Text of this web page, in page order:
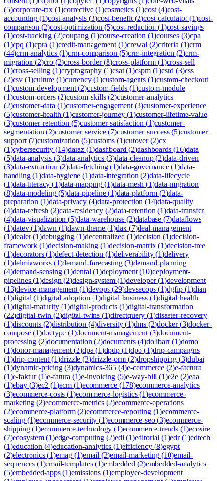
(5)corporate-tax (1)corrective (1)cosmetics (1)cost (4)cost-
accounting (1)cost-analysis (3)cost-benefit (2)cost-calculator(1)cost-
comparison (2)cost-optimization (5)cost-reduction (1)cost-savings
(1)cost-tracking (2)coupang (1)course-creation (1)courses (3)cpa
(1)cpq (1)cpra (1)credit-management (1)crewai (2)criteria (1)crm
(44)crm-analytics (1)crm-comparison (5)crm-integration (2)crm-
migration (2)cro (2)cross-border(8)cross-platform (1)cross-sell
(1)cross-selling (1)cryptography (1)csat (1)cspm (1)csrd (3)css
(2)csv (1)culture (1)currency (1)custom-agents (1)custom-checkout
(1)custom-development (2)custom-fields (1)custom-module
(1)custom-orders (2)custom-skills (2)customer-analytics
(2)customer-data (1)customer-engagement (3)customer-experience
(5)customer-health (1)customer-journey (1)customer-lifetime-value
(3)customer-retention (5)customer-satisfaction (1)customer-
segmentation (2)customer-service (7)customer-success (5)customer-
support (7)customization (5)customs (1)cutover(2)cx
(1)cybersecurity (14)daraz (1)dashboard (2)dashboards (16)data
(5)data-analysis (3)data-analytics (3)data-cleanup (2)data-driven
(3)data-extraction (2)data-fetching (1)data-governance (1)data-
handling (1)data-hygiene (1)data-integration (2)data-lifecycle
(1)data-literacy (1)data-mapping (1)data-mesh (1)data-migration
(8)data-modeling (5)data-pipeline (1)data-platform (2)data-
preparation (1)data-privacy (4)data-protection (14)data-quality
(4)data-refresh (2)data-residency (2)data-retention (1)data-transfer
(4)data-visualization (5)data-warehouse (2)database (7)dataflows
(1)datev (1)dawn (1)dawn-theme (1)dax (7)deal-management
(1)dealer(1)debugging (1)decentralized (1)decision (1)decision-
framework (1)decision-making (1)decision-matrix (1)decision-tree
(1)decorators (1)defect-detection (1)deliverability (1)delivery
(1)delmiaworks (1)demand-forecasting (3)demand-planning
(4)demand-sensing (1)dental (1)deployment (10)deployment-
pipelines (1)design (2)design-system (1)developer(1)development
(13)device-management (1)devops (29)devsecops (1)dgfip (1)dian
(1)digital (1)digital-adoption (1)digital-business (1)digital-health
(1)digital-maturity (1)digital-products (1)digital-transformation
(22)digital-twin (2)digital-twins (1)directquery (1)disaster-recovery
(1)discounts (2)distribution (4)diversity (1)dms (2)docker(3)docker-
compose (1)doctype (1)document-management (3)document-
processing (2)documentation (2)documents (4)dolibarr(1)domo
(1)donor-management (2)dpa (1)dpdp (1)dpo (1)drip-campaigns
(1)drip-content (1)drizzle (3)drizzle-orm (2)dropshipping (3)dubai
(1)dynamic-pricing (3)dynamics-365 (4)e-commerce (2)e-factura
(1)e-faktur(1)e-fatura (1)e-invoicing (5)e-way-bill (1)e2e (2)eaa
(1)ebay (3)ec2 (1)ecm (1)ecommerce (178)ecommerce-analytics
(3)ecommerce-costs (1)ecommerce-logistics (1)ecommerce-
marketing (2)ecommerce-metrics (2)ecommerce-operations
(2)ecommerce-platform (2)ecommerce-reporting (1)ecommerce-
scaling (1)ecommerce-security (1)ecommerce-seo (3)ecommerce-
shipping (1)ecommerce-technology (1)ecommerce-trends (1)ecosire
(7)ecosystem (1)edge-computing (2)edi (1)editorial (1)edr(1)edtech
(1)education (4)education-analytics (1)efficiency (8)egypt
(2)electronics (1)emag (1)email (2)email-marketing (10)email-
sequences (1)email-templates (1)embedded (2)embedded-analytics
(5)embedded-apps (1)emissions (1)employee-development